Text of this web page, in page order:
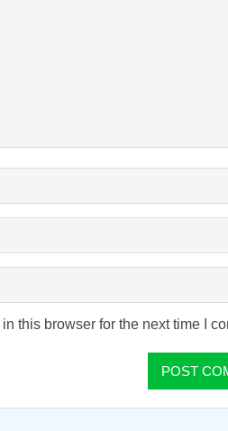
this browser for the next time I